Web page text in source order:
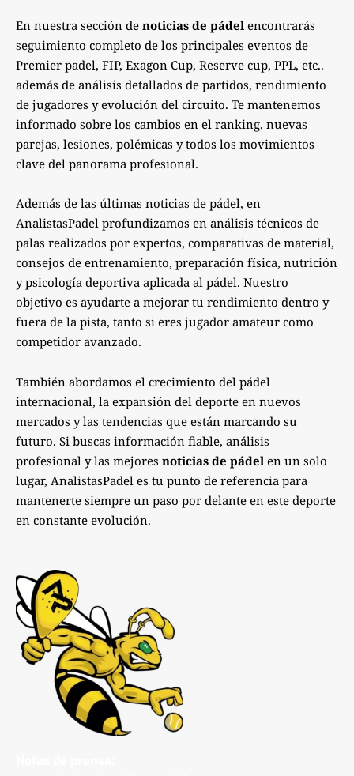
En nuestra sección de noticias de pádel encontrarás
seguimiento completo de los principales eventos de
Premier padel, FIP, Exagon Cup, Reserve cup, PPL, etc..
además de análisis detallados de partidos, rendimiento
de jugadores y evolución del circuito. Te mantenemos
informado sobre los cambios en el ranking, nuevas
parejas, lesiones, polémicas y todos los movimientos
clave del panorama profesional.
Además de las últimas noticias de pádel, en
AnalistasPadel profundizamos en análisis técnicos de
palas realizados por expertos, comparativas de material,
consejos de entrenamiento, preparación física, nutrición
y psicología deportiva aplicada al pádel. Nuestro
objetivo es ayudarte a mejorar tu rendimiento dentro y
fuera de la pista, tanto si eres jugador amateur como
competidor avanzado.
También abordamos el crecimiento del pádel
internacional, la expansión del deporte en nuevos
mercados y las tendencias que están marcando su
futuro. Si buscas información fiable, análisis
profesional y las mejores noticias de pádel en un solo
lugar, AnalistasPadel es tu punto de referencia para
mantenerte siempre un paso por delante en este deporte
en constante evolución.